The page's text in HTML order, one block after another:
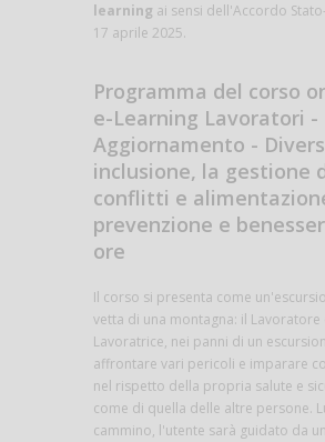
learning ai sensi dell'Accordo
17 aprile 2025.
Programma del corso
e-Learning Lavoratori -
Aggiornamento -
inclusione, la gestione
conflitti e
prevenzione e
ore
Il corso si presenta come
vetta di una montagna: il Lavoratore
Lavoratrice, nei panni di un
affrontare vari pericoli e imparare
nel rispetto della propria salute e
come di quella delle altre persone.
cammino, l'utente sarà guidato da